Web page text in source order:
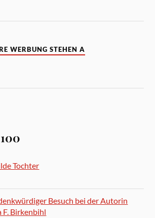
WERBUNG STEHEN A
Tochter
Besuch bei der Autorin
F. Birkenbihl